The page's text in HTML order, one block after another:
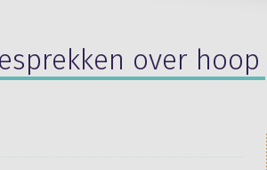
over hoop